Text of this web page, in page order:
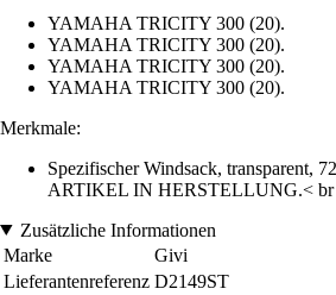
YAMAHA TRICITY 300 (20).
YAMAHA TRICITY 300 (20).
YAMAHA TRICITY 300 (20).
YAMAHA TRICITY 300 (20).
Merkmale:
Spezifischer Windsack, transparent,
ARTIKEL IN HERSTELLUNG.< br
Zusätzliche Informationen
Marke
Givi
Lieferantenreferenz D2149ST